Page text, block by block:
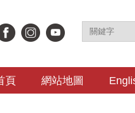
頁 網站地圖